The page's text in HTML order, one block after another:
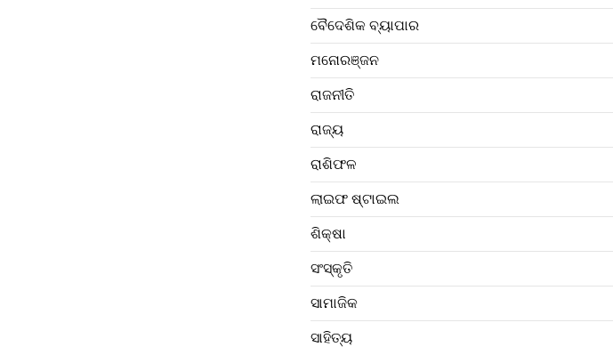
ବୈଦେଶିକ ବ୍ୟାପାର
ମନୋରଞ୍ଜନ
ରାଜନୀତି
ରାଜ୍ୟ
ରାଶିଫଳ
ଲାଇଫ ଷ୍ଟାଇଲ
ଶିକ୍ଷା
ସଂସ୍କୃତି
ସାମାଜିକ
ସାହିତ୍ୟ